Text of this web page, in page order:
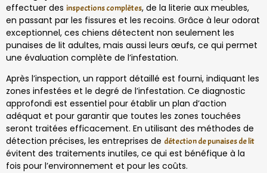
effectuer des inspections complètes, de la literie aux meubles,
en passant par les fissures et les recoins. Grâce à leur odorat
exceptionnel, ces chiens détectent non seulement les
punaises de lit adultes, mais aussi leurs œufs, ce qui permet
une évaluation complète de l’infestation.
Après l’inspection, un rapport détaillé est fourni, indiquant les
zones infestées et le degré de l’infestation. Ce diagnostic
approfondi est essentiel pour établir un plan d’action
adéquat et pour garantir que toutes les zones touchées
seront traitées efficacement. En utilisant des méthodes de
détection précises, les entreprises de détection de punaises de lit
évitent des traitements inutiles, ce qui est bénéfique à la
fois pour l’environnement et pour les coûts.